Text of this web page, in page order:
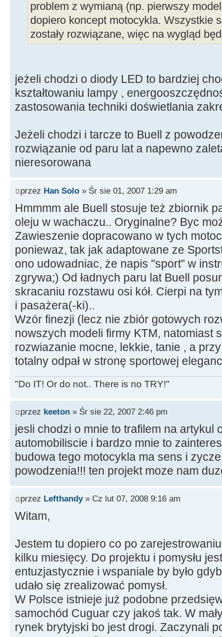
problem z wymianą (np. pierwszy
dopiero koncept motocykla. Wszystkie
zostały rozwiązane, więc na wygląd
jeżeli chodzi o diody LED to bardziej
kształtowaniu lampy ,
zastosowania techniki doświetlania
Jeżeli chodzi i tarcze to Buell z
rozwiązanie od paru lat a napewno
nieresorowana
przez Han Solo » Śr sie 01, 2007 1:29 am
Hmmmm ale Buell stosuje też zbiornik
oleju w wachaczu.. Oryginalne? Byc
Zawieszenie dopracowano w tych
poniewaz, tak jak adaptowane ze
ono udowadniac, że napis "sport" w
zgrywa;) Od ładnych paru lat Buell
skracaniu rozstawu osi kół. Cierpi na
i pasażera(-ki)..
Wzór finezji (lecz nie zbiór gotowych
nowszych modeli firmy KTM, natomiast
rozwiazanie mocne, lekkie, tanie , a
totalny odpał w stronę sportowej
"Do IT! Or do not.. There is no TRY!"
przez keeton » Śr sie 22, 2007 2:46 pm
jesli chodzi o mnie to trafilem na artykul
automobiliscie i bardzo mnie to
budowa tego motocykla ma sens i
powodzenia!!! ten projekt moze nam
przez Lefthandy» Cz lut 07, 2008 9:16 am
Witam,
Jestem tu dopiero co po
kilku miesięcy. Do projektu i pomysłu
entuzjastycznie i wspaniale by było
udało się zrealizować pomysł.
W Polsce istnieje już podobne
samochód Cuguar czy jakoś tak. W
rynek brytyjski bo jest drogi. Zaczynali